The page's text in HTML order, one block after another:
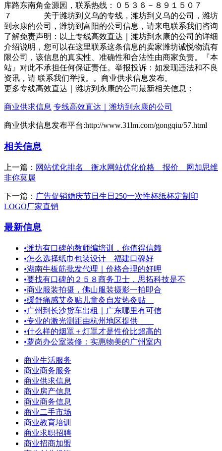
库路东南角金源园，联系热线：０５３６－８９１５０７
７ 关于潍坊到义乌的专线，潍坊到义乌的公司，潍坊
到永康的公司，潍坊到富阳的公司信息，请来电联系我们咨询
了解免责声明：以上专线高效直达｜潍坊到永康的公司的详细
介绍说明，您可以在这里联系这条信息的卖家潍坊诚悦物流有
限公司，该信息的真实性、准确性和合法性由商家负责。『本
站』对此不承担任何保证责任。举报投诉：如发现违法和不良
资讯，请 联系我们举报。。商业供求信息发布。
更多专线高效直达｜潍坊到永康的公司最新相关信息：
商业供求信息 专线高效直达｜潍坊到永康的公司
商业供求信息发布平台:http://www.31lm.com/gongqiu/57.html
相关信息
上一篇： 网站优化排名＿衡水网站优化价格＿报价＿网加思维
非你莫属
下一篇： 广告促销婚庆节日生日250一次性杯纸杯定制印
LOGO厂家直销
最新信息
•潍坊有口碑的教师编培训，你值得信赖
•怎么选择纸巾包装设计 福建口碑好
•湖南牛板筋批发代理｜价格合理的好呷
•要找有口碑的２５８商务卫士，思拓科技是不
•商业服装拍摄，佛山服装摄影一拍即合
•缓舒痛感艾灸贴儿童灸自发热灸贴
•广州到长沙货车出租｜广东哪里有可信
•专业的激光测距由杭州地区提供
•什么样的烟罩＋灯罩才是性价比超高的
•萝岗办公室装修：实惠物美的广州室内
商业生活服务
商业商务服务
商业供求信息
商业房产信息
商业商务信息
商业二手市场
商业教育培训
商业求职招聘
商业招商加盟